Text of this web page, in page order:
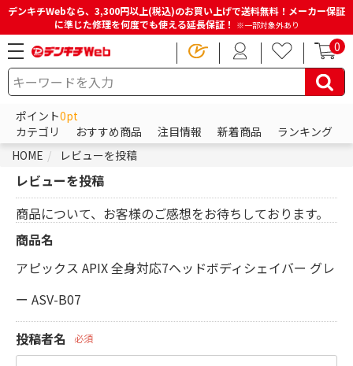
デンキチWebなら、3,300円以上(税込)のお買い上げで送料無料！メーカー保証
に準じた修理を何度でも使える延長保証！ ※一部対象外あり
0
ポイント0pt
カテゴリ
おすすめ商品 注目情報 新着商品
ランキング
HOME
レビューを投稿
レビューを投稿
商品について、お客様のご感想をお待ちしております。
商品名
アピックス APIX 全身対応7ヘッドボディシェイバー グレ
ー ASV-B07
投稿者名 必須